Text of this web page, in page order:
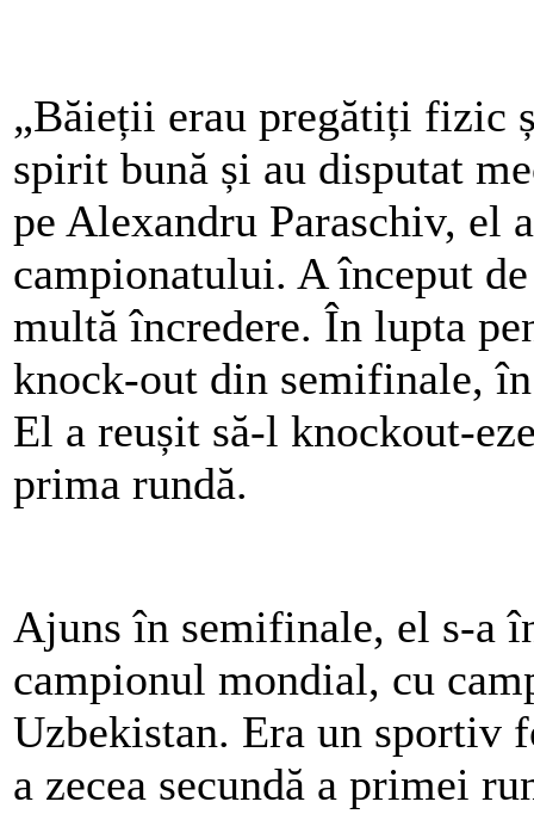
„Băieții erau pregătiți fizic
spirit bună și au disputat
pe Alexandru Paraschiv, el
campionatului. A început
multă încredere. În lupta
knock-out din semifinale,
El a reușit să-l knockout-
prima rundă.
Ajuns în semifinale, el s-a
campionul mondial, cu
Uzbekistan. Era un sportiv
a zecea secundă a primei